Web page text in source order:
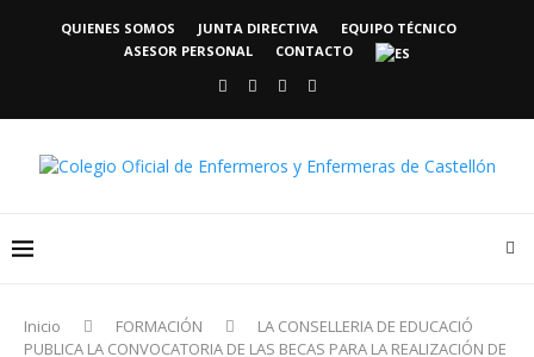
QUIENES SOMOS JUNTA DIRECTIVA
EQUIPO TÉCNICO
ASESOR PERSONAL
CONTACTO
Inicio FORMACIÓN
LA CONSELLERIA DE EDUCACIÓ
PUBLICA LA CONVOCATORIA DE LAS BECAS PARA LA REALIZACIÓN DE